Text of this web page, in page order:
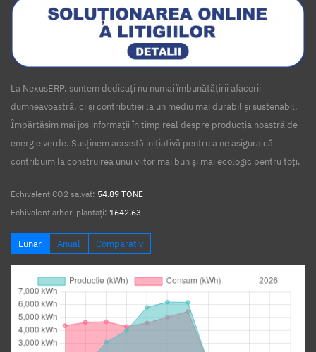
La NexusERP, suntem dedicați nu numai îmbunătățirii afacerii
dumneavoastră, ci și contribuției la un mediu mai durabil și sustenabil.
Împărtășim mai jos informații în timp real despre producția noastră de
energie verde. Susținem această inițiativă pentru a ne asigura că
contribuim la construirea unui viitor mai bun și mai ecologic pentru toți.
Echivalent CO2 salvat: 54.89 TONE
Echivalent arbori plantați: 1642.63
Lunar Anual Comparativ